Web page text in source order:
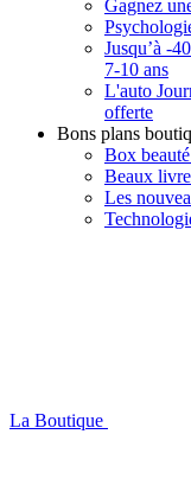
Gagnez
Jusqu’à -
7-10 ans
L'auto
offerte
Bons plans
Box
Beaux
Les
La Boutique